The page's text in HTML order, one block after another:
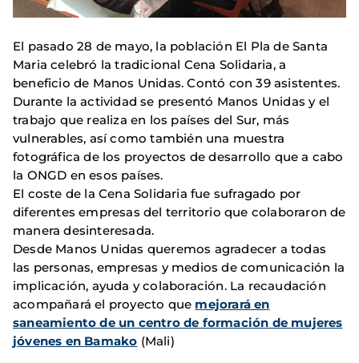
El pasado 28 de mayo, la población El Pla de Santa
Maria celebró la tradicional Cena Solidaria, a
beneficio de Manos Unidas. Contó con 39 asistentes.
Durante la actividad se presentó Manos Unidas y el
trabajo que realiza en los países del Sur, más
vulnerables, así como también una muestra
fotográfica de los proyectos de desarrollo que a cabo
la ONGD en esos países.
El coste de la Cena Solidaria fue sufragado por
diferentes empresas del territorio que colaboraron de
manera desinteresada.
Desde Manos Unidas queremos agradecer a todas
las personas, empresas y medios de comunicación la
implicación, ayuda y colaboración. La recaudación
acompañará el proyecto que mejorará en
saneamiento de un centro de formación de mujeres
jóvenes en Bamako (Mali)